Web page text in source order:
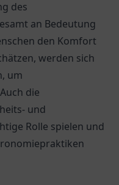
des
an Bedeutung
den Komfort
werden sich
um
die
und
Rolle spielen und